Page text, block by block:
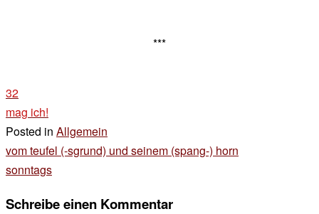
***
32
mag ich!
Posted in Allgemein
Beitragsnavigation
vom teufel (-sgrund) und seinem (spang-) horn
sonntags
Schreibe einen Kommentar